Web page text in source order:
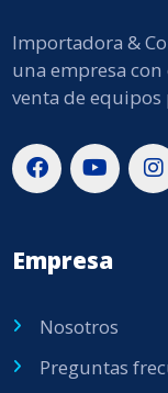
Importadora &
una empresa
venta de
Empresa
Nosotros
Preguntas